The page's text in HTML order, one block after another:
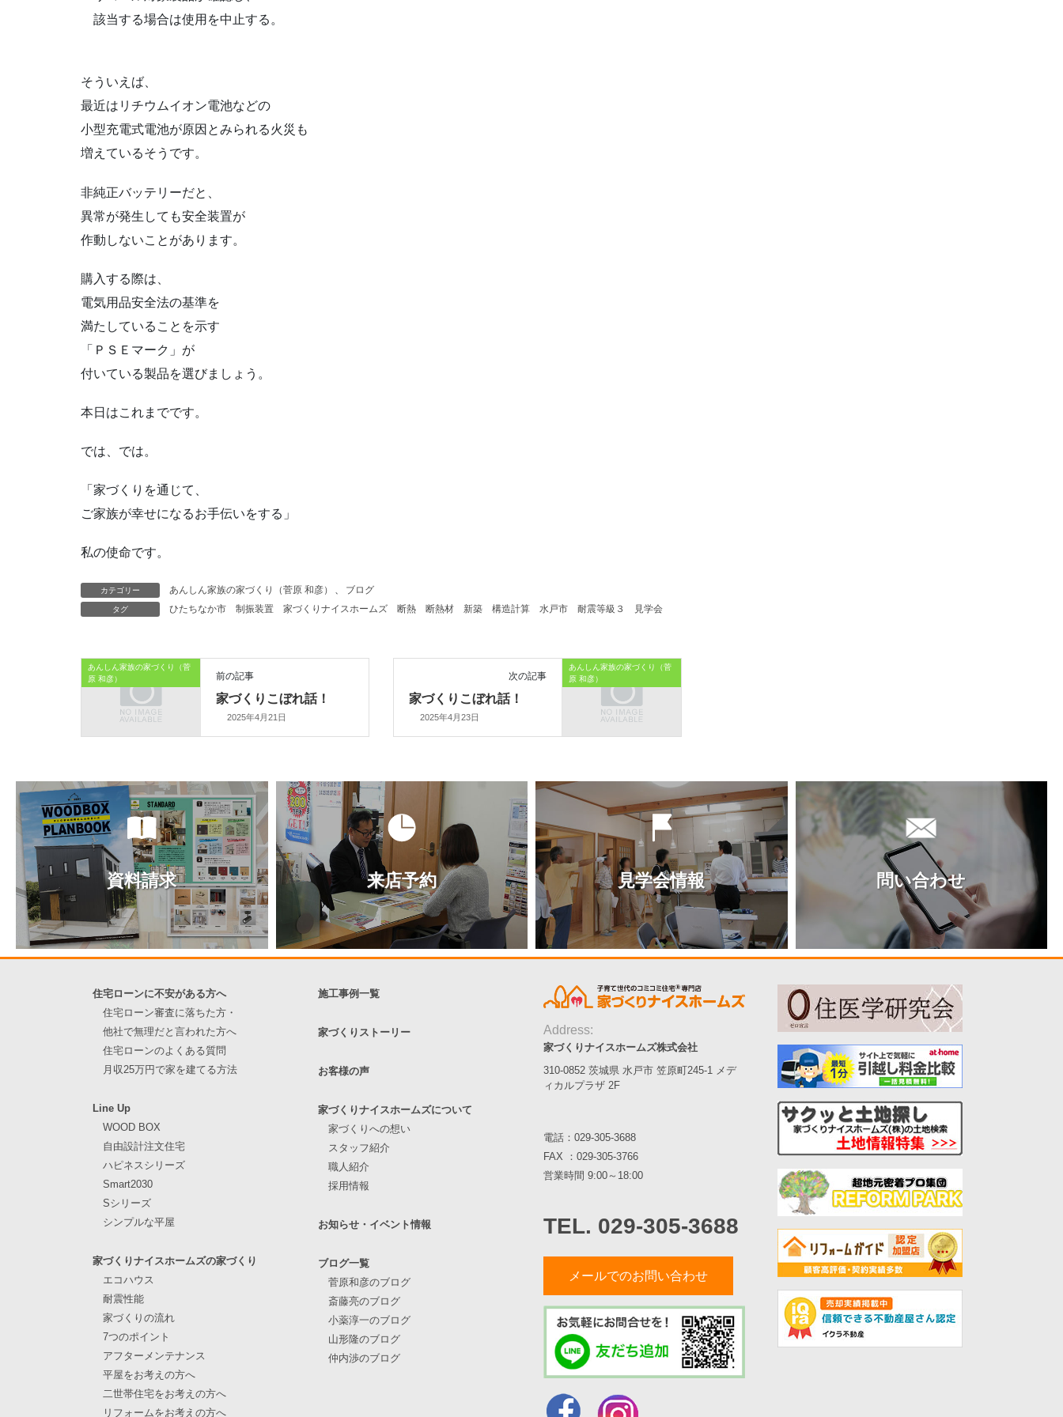
該当する場合は使用を中止する。
そういえば、
最近はリチウムイオン電池などの
小型充電式電池が原因とみられる火災も
増えているそうです。
非純正バッテリーだと、
異常が発生しても安全装置が
作動しないことがあります。
購入する際は、
電気用品安全法の基準を
満たしていることを示す
「ＰＳＥマーク」が
付いている製品を選びましょう。
本日はこれまでです。
では、では。
「家づくりを通じて、
ご家族が幸せになるお手伝いをする」
私の使命です。
カテゴリー あんしん家族の家づくり（菅原 和彦）
ブログ
タグ
ひたちなか市 制振装置 家づくりナイスホームズ 断熱 断熱材 新築 構造計算 水戸市 耐震等級３ 見学会
あんしん家族の家づくり（菅
原 和彦）
前の記事
家づくりこぼれ話！
2025年4月21日
あんしん家族の家づくり（菅
原 和彦）
次の記事
家づくりこぼれ話！
2025年4月23日
資料請求 来店予約 見学会情報 問い合わせ
住宅ローンに不安がある方へ
住宅ローン審査に落ちた方・
他社で無理だと言われた方へ
住宅ローンのよくある質問
月収25万円で家を建てる方法
Line Up
WOOD BOX
自由設計注文住宅
ハピネスシリーズ
Smart2030
Sシリーズ
シンプルな平屋
家づくりナイスホームズの家づくり
エコハウス
耐震性能
家づくりの流れ
7つのポイント
アフターメンテナンス
平屋をお考えの方へ
二世帯住宅をお考えの方へ
リフォームをお考えの方へ
施工事例一覧
家づくりストーリー
お客様の声
家づくりナイスホームズについて
家づくりへの想い
スタッフ紹介
職人紹介
採用情報
お知らせ・イベント情報
ブログ一覧
菅原和彦のブログ
斎藤亮のブログ
小薬淳一のブログ
山形隆のブログ
仲内渉のブログ
Address:
家づくりナイスホームズ株式会社
310-0852 茨城県 水戸市 笠原町245-1 メデ
ィカルプラザ 2F
電話： 029-305-3688
FAX ：029-305-3766
営業時間 9:00～18:00
TEL. 029-305-3688
メールでのお問い合わせ